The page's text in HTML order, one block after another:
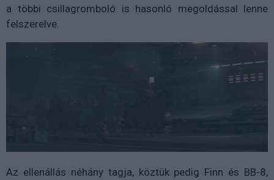
a többi csillagromboló is hasonló megoldással lenne
felszerelve.
Az ellenállás néhány tagja, köztük pedig Finn és BB-8,